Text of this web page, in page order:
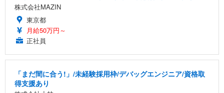
株式会社MAZIN
東京都
月給50万円～
正社員
「まだ間に合う!」/未経験採用枠/デバッグエンジニア/資格取
得支援あり